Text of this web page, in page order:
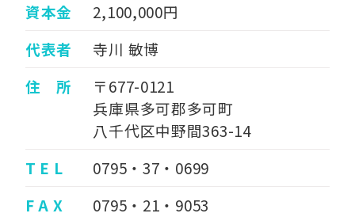
資本金
2,100,000円
代表者
寺川 敏博
住 所
〒677-0121
兵庫県多可郡多可町
八千代区中野間363-14
T E L
0795・37・0699
F A X
0795・21・9053